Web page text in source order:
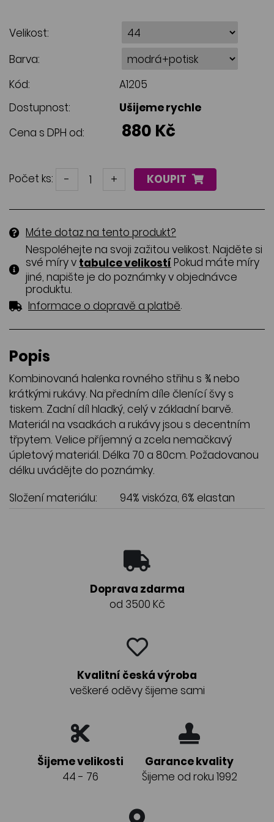
Velikost:
Barva:
Kód:
A1205
Dostupnost:
Ušijeme rychle
Cena s DPH od:
880 Kč
Počet ks: - + KOUPIT
Máte dotaz na tento produkt?
Nespoléhejte na svoji zažitou velikost. Najděte si
své míry v tabulce velikostí Pokud máte míry
jiné, napište je do poznámky v objednávce
produktu.
Informace o dopravě a platbě.
Popis
Kombinovaná halenka rovného střihu s ¾ nebo
krátkými rukávy. Na předním díle členící švy s
tiskem. Zadní díl hladký, celý v základní barvě.
Materiál na vsadkách a rukávy jsou s decentním
třpytem. Velice příjemný a zcela nemačkavý
úpletový materiál. Délka 70 a 80cm. Požadovanou
délku uvádějte do poznámky.
Složení materiálu:
94% viskóza, 6% elastan
Doprava zdarma
od 3500 Kč
Kvalitní česká výroba
veškeré oděvy šijeme sami
Šijeme velikosti
44 - 76
Garance kvality
Šijeme od roku 1992